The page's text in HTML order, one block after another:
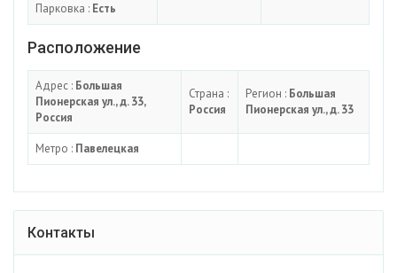
Парковка : Есть
Расположение
Адрес : Большая
Пионерская ул., д. 33,
Россия
Страна :
Россия
Регион : Большая
Пионерская ул., д. 33
Метро : Павелецкая
Контакты